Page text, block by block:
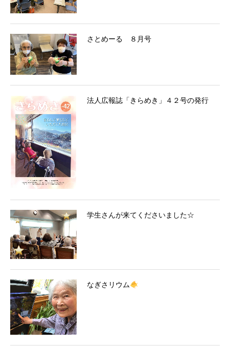
さとめーる ８月号
法人広報誌「きらめき」４２号の発行
学生さんが来てくださいました☆
なぎさリウム